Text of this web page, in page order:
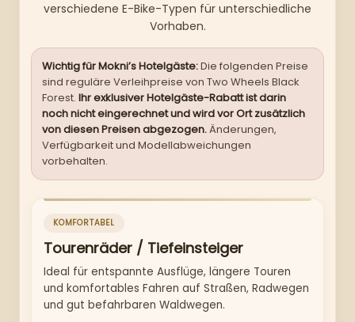
verschiedene E-Bike-Typen für unterschiedliche
Vorhaben.
Wichtig für Mokni’s Hotelgäste:Die folgenden Preise
sind reguläre Verleihpreise von Two Wheels Black
Forest. Ihr exklusiver Hotelgäste-Rabatt ist darin
noch nicht eingerechnet und wird vor Ort zusätzlich
von diesen Preisen abgezogen.Änderungen,
Verfügbarkeit und Modellabweichungen
vorbehalten.
KOMFORTABEL
Tourenräder / Tiefeinsteiger
Ideal für entspannte Ausflüge, längere Touren
und komfortables Fahren auf Straßen, Radwegen
und gut befahrbaren Waldwegen.